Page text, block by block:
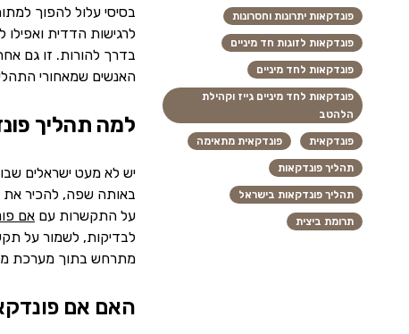
בסיסי עלול להפוך
לרגישות הדדית
בדרך להורות. זו גם
האנשים שמאחורי
למה תהליך
יש לא מעט ישראלים
באותה שפה, להכיר את
על התקשרות עם אם
לבדיקות, לשמור על
מתרחש בתוך מערכת
האם אם
פונדקאות יתרונות וחסרונות
פונדקאות לזוגות חד מיניים
פונדקאות לחד מיניים
פונדקאות לחד מיניים גייז וקהילת
הלהטב
פונדקאית פונדקאית מתאימה
תהליך פונדקאות
תהליך פונדקאות בישראל
תרומת ביצית